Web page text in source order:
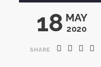
18 MAY
2020
SHARE